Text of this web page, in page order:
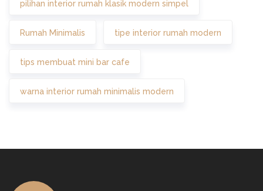
pilihan interior rumah klasik modern simpel
Rumah Minimalis tipe interior rumah modern
tips membuat mini bar cafe
warna interior rumah minimalis modern